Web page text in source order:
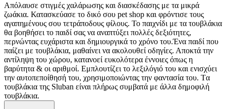
Aπόλαυσε στιγμές χαλάρωσης και διασκέδασης με τα μικρά
ζωάκια. Κατασκεύασε το δικό σου pet shop και φρόντισε τους
αγαπημένους σου τετράποδους φίλους. Το παιχνίδι με τα τουβλάκια
θα βοηθήσει το παιδί σας να αναπτύξει πολλές δεξιότητες,
περνώντας ευχάριστα και δημιουργικά το χρόνο του.Ένα παιδί που
παίζει με τουβλάκια, μαθαίνει να ακολουθεί οδηγίες. Αποκτά την
αντίληψη του χώρου, κατανοεί ευκολότερα έννοιες όπως η
βαρύτητα & οι αριθμοί. Εμπλουτίζει το λεξιλόγιό του και ενισχύει
την αυτοπεποίθησή του, χρησιμοποιώντας την φαντασία του. Tα
τουβλάκια της Sluban είναι πλήρως συμβατά με άλλα δημοφιλή
τουβλάκια.